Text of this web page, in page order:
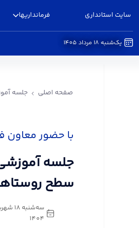
سایت استانداری فرمانداریها
یک‌شنبه 18 مرداد 1405
صفحه اصلی جلسه
با حضور معاون
جلسه
سطح روستاها
سه‌شنبه
1404